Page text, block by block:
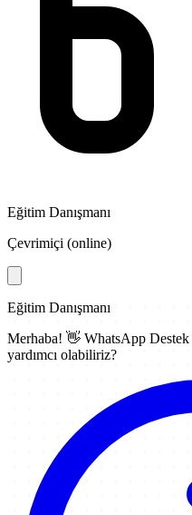
Eğitim Danışmanı
Çevrimiçi (online)
Eğitim Danışmanı
Merhaba! 👋 WhatsApp Destek
yardımcı olabiliriz?